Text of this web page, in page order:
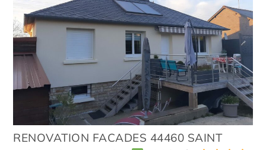
RENOVATION FACADES 44460 SAINT